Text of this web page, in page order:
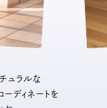
ュラルな
ディネートを